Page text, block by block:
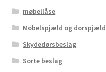
møbellåse
Møbelspjæld og dørspjæld
Skydedørsbeslag
Sorte beslag